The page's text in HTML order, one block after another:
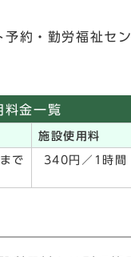
約・勤労福祉セ
料金一覧
施設使用料
で 340円／1時間